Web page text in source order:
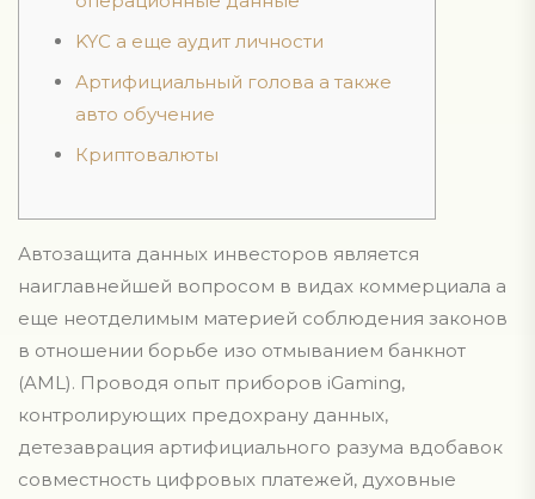
KYC а еще аудит личности
Артифициальный голова а также
авто обучение
Криптовалюты
Автозащита данных инвесторов является
наиглавнейшей вопросом в видах коммерциала а
еще неотделимым материей соблюдения законов
в отношении борьбе изо отмыванием банкнот
(AML). Проводя опыт приборов iGaming,
контролирующих предохрану данных,
детезаврация артифициального разума вдобавок
совместность цифровых платежей, духовные